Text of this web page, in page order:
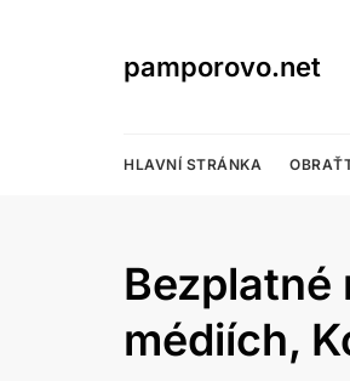
pamporovo.net
HLAVNÍ STRÁNKA
Bezplatné
médiích,